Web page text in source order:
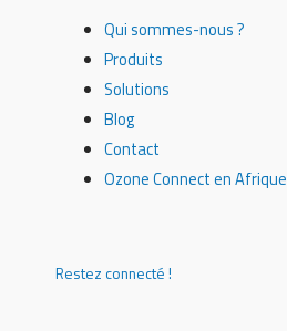
Qui sommes-nous ?
Produits
Solutions
Blog
Contact
Ozone Connect en Afrique
Restez connecté !